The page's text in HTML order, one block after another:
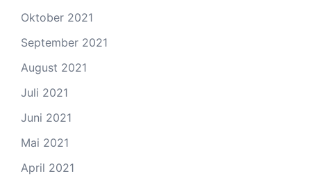
Oktober 2021
September 2021
August 2021
Juli 2021
Juni 2021
Mai 2021
April 2021